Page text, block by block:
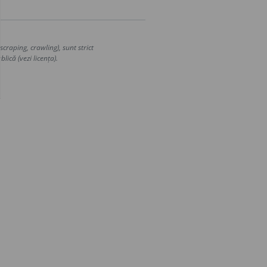
crawling), sunt strict
(vezi licența).